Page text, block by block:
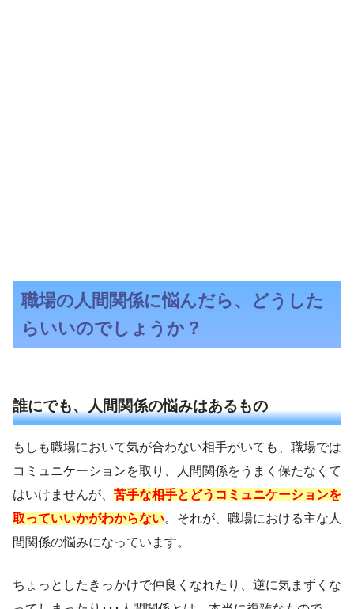
職場の人間関係に悩んだら、どうした
らいいのでしょうか？
誰にでも、人間関係の悩みはあるもの
もしも職場において気が合わない相手がいても、職場では
コミュニケーションを取り、人間関係をうまく保たなくて
はいけませんが、 苦手な相手とどうコミュニケーションを
取っていいかがわからない。それが、職場における主な人
間関係の悩みになっています。
ちょっとしたきっかけで仲良くなれたり、逆に気まずくな